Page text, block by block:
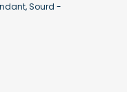
Sourd -